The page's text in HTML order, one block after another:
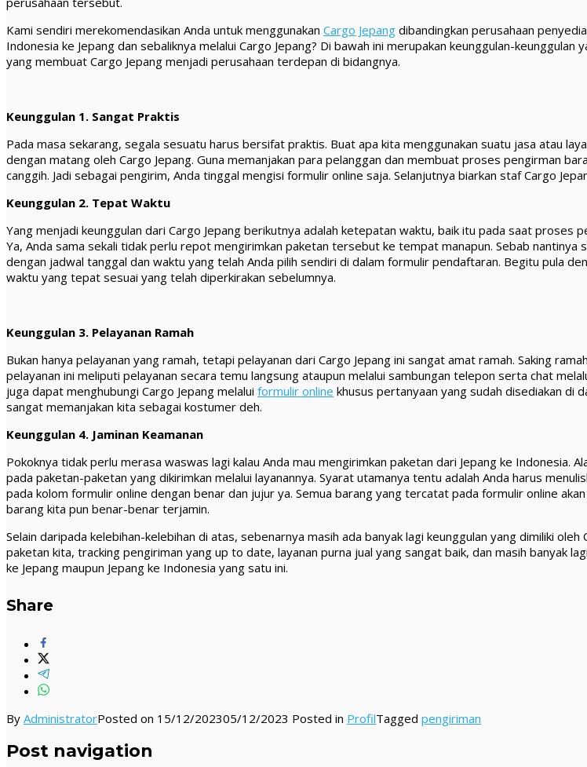
Kami sendiri merekomendasikan Anda untuk menggunakan Cargo Jepang dibandingkan perusahaan
Indonesia ke Jepang dan sebaliknya melalui Cargo Jepang? Di bawah ini merupakan keunggulan-
yang membuat Cargo Jepang menjadi perusahaan terdepan di bidangnya.
Keunggulan 1. Sangat Praktis
Pada masa sekarang, segala sesuatu harus bersifat praktis. Buat apa kita menggunakan suatu jasa atau
dengan matang oleh Cargo Jepang. Guna memanjakan para pelanggan dan membuat proses pengirman
canggih. Jadi sebagai pengirim, Anda tinggal mengisi formulir online saja. Selanjutnya biarkan staf Cargo
Keunggulan 2. Tepat Waktu
Yang menjadi keunggulan dari Cargo Jepang berikutnya adalah ketepatan waktu, baik itu pada saat
Ya, Anda sama sekali tidak perlu repot mengirimkan paketan tersebut ke tempat manapun. Sebab
dengan jadwal tanggal dan waktu yang telah Anda pilih sendiri di dalam formulir pendaftaran. Begitu pula
waktu yang tepat sesuai yang telah diperkirakan sebelumnya.
Keunggulan 3. Pelayanan Ramah
Bukan hanya pelayanan yang ramah, tetapi pelayanan dari Cargo Jepang ini sangat amat ramah. Saking
pelayanan ini meliputi pelayanan secara temu langsung ataupun melalui sambungan telepon serta chat
juga dapat menghubungi Cargo Jepang melalui formulir online khusus pertanyaan yang sudah disediakan di
sangat memanjakan kita sebagai kostumer deh.
Keunggulan 4. Jaminan Keamanan
Pokoknya tidak perlu merasa waswas lagi kalau Anda mau mengirimkan paketan dari Jepang ke Indonesia.
pada paketan-paketan yang dikirimkan melalui layanannya. Syarat utamanya tentu adalah Anda harus
pada kolom formulir online dengan benar dan jujur ya. Semua barang yang tercatat pada formulir online
barang kita pun benar-benar terjamin.
Selain daripada kelebihan-kelebihan di atas, sebenarnya masih ada banyak lagi keunggulan yang dimiliki
paketan kita, tracking pengiriman yang up to date, layanan purna jual yang sangat baik, dan masih banyak
ke Jepang maupun Jepang ke Indonesia yang satu ini.
Share
By AdministratorPosted on 15/12/202305/12/2023 Posted in ProfilTagged pengiriman
Post navigation